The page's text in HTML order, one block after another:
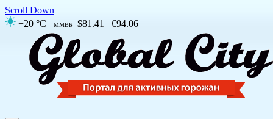
Scroll Down
+20 °C
ММВБ $81.41 €94.06